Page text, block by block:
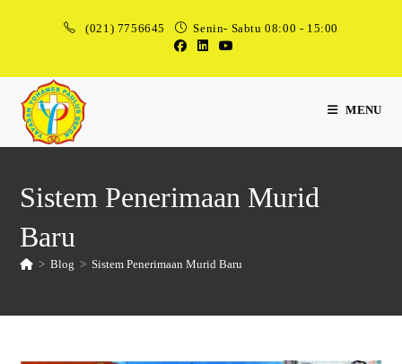
(021) 7756645 Senin- Sabtu 08:00 - 15:00
MENU
Sistem Penerimaan Murid
Baru
> Blog > Sistem Penerimaan Murid Baru